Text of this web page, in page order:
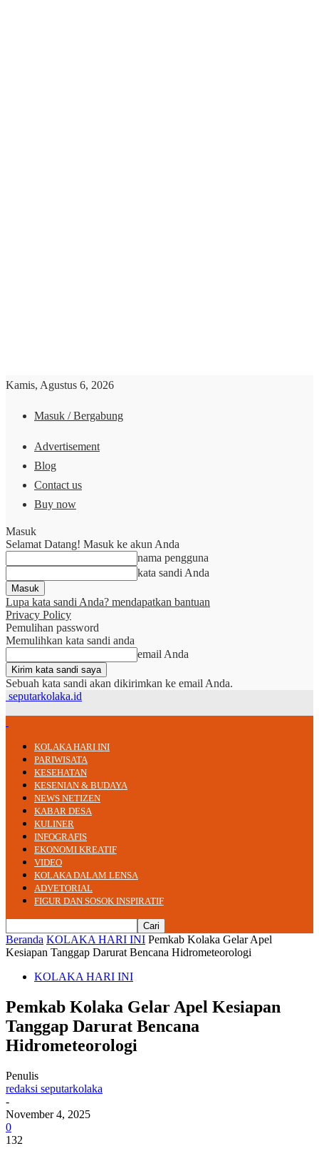
Kamis, Agustus 6, 2026
Masuk / Bergabung
Advertisement
Blog
Contact us
Buy now
Masuk
Selamat Datang! Masuk ke akun Anda
nama pengguna
kata sandi Anda
Lupa kata sandi Anda? mendapatkan bantuan
Privacy Policy
Pemulihan password
Memulihkan kata sandi anda
email Anda
Sebuah kata sandi akan dikirimkan ke email Anda.
seputarkolaka.id
KOLAKA HARI INI
PARIWISATA
KESEHATAN
KESENIAN & BUDAYA
NEWS NETIZEN
KABAR DESA
KULINER
INFOGRAFIS
EKONOMI KREATIF
VIDEO
KOLAKA DALAM LENSA
ADVETORIAL
FIGUR DAN SOSOK INSPIRATIF
Beranda KOLAKA HARI INI Pemkab Kolaka Gelar Apel
Kesiapan Tanggap Darurat Bencana Hidrometeorologi
KOLAKA HARI INI
Pemkab Kolaka Gelar Apel Kesiapan
Tanggap Darurat Bencana
Hidrometeorologi
Penulis
redaksi seputarkolaka
-
November 4, 2025
0
132